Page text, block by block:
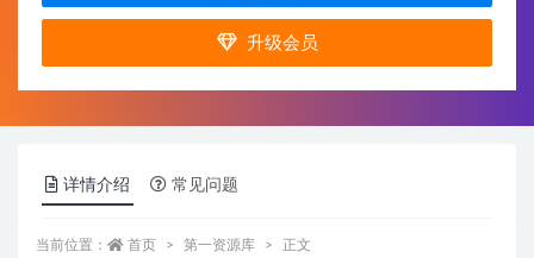
升级会员
详情介绍 常见问题
当前位置： 首页 第一资源库 正文